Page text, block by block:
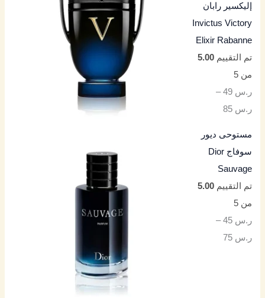
إليكسير رابان
Invictus Victory
Elixir Rabanne
تم التقييم5.00
من 5
ر.س 49
–
ر.س 85
مستوحى ديور
سوفاج Dior
Sauvage
تم التقييم5.00
من 5
ر.س 45
–
ر.س 75